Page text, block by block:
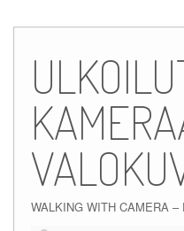
content
WALKING WITH CAMERA –